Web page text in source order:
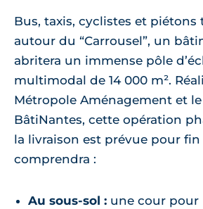
Bus, taxis, cyclistes et
autour du “Carrousel”, un
abritera un immense pôle
multimodal de 14 000 m².
Métropole Aménagement et
BâtiNantes, cette opération
la livraison est prévue pour fin
comprendra :
Au sous-sol : une cour pour